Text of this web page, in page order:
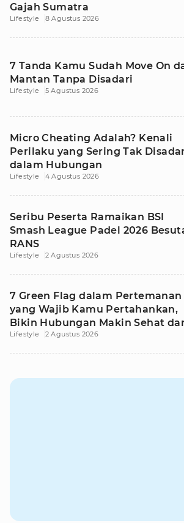
Gajah Sumatra
Lifestyle 8 Agustus 2026
7 Tanda Kamu Sudah Move On
Mantan Tanpa Disadari
Lifestyle 5 Agustus 2026
Micro Cheating Adalah? Kenali
Perilaku yang Sering Tak
dalam Hubungan
Lifestyle 4 Agustus 2026
Seribu Peserta Ramaikan BSI
Smash League Padel 2026
RANS
Lifestyle 2 Agustus 2026
7 Green Flag dalam Pertemanan
yang Wajib Kamu Pertahankan,
Bikin Hubungan Makin Sehat
Awet
Lifestyle 2 Agustus 2026